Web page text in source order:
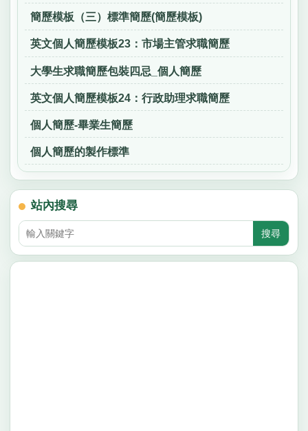
簡歷模板（三）標準簡歷(簡歷模板)
英文個人簡歷模板23：市場主管求職簡歷
大學生求職簡歷包裝四忌_個人簡歷
英文個人簡歷模板24：行政助理求職簡歷
個人簡歷-畢業生簡歷
個人簡歷的製作標準
站內搜尋